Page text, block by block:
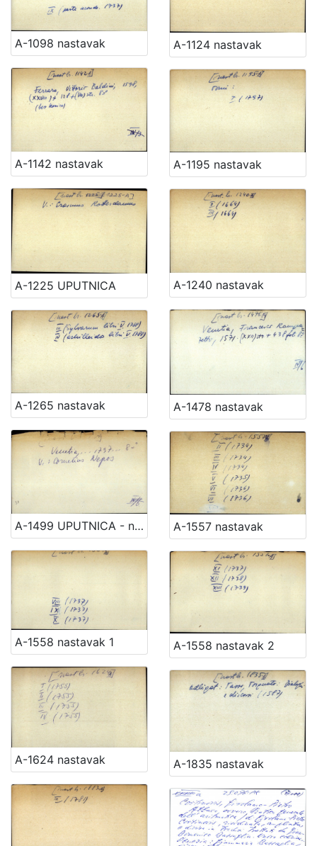
A-1098 nastavak A-1124 nastavak
A-1142 nastavak A-1195 nastavak
A-1225 UPUTNICA A-1240 nastavak
A-1265 nastavak A-1478 nastavak
A-1499 UPUTNICA - nast. A-1557 nastavak
A-1558 nastavak 1 A-1558 nastavak 2
A-1624 nastavak A-1835 nastavak